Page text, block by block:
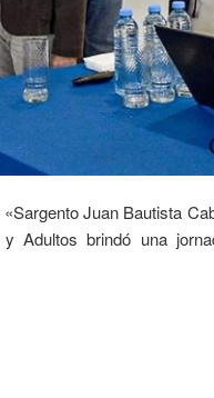
Juan Bautista
Adultos brindó una